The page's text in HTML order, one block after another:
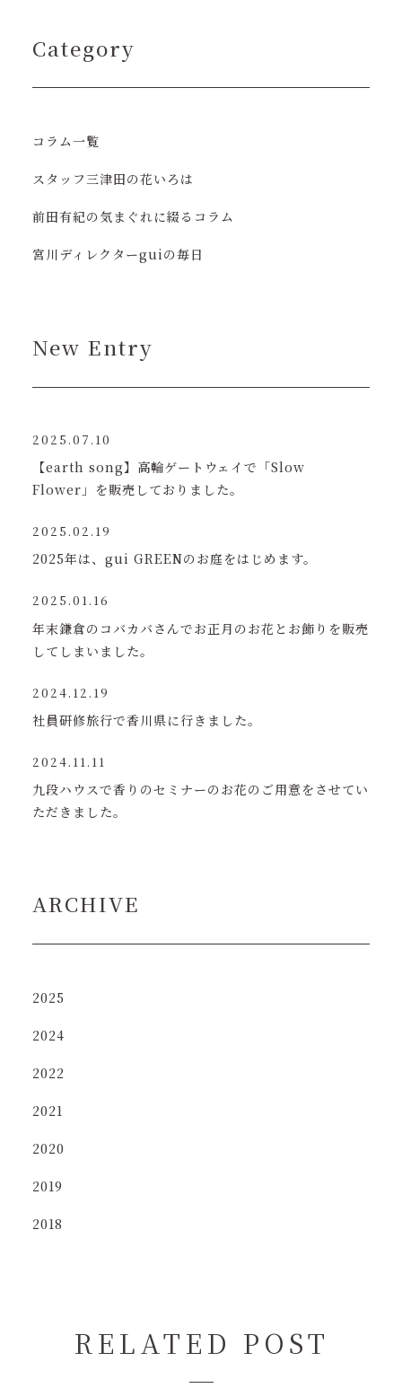
Category
コラム一覧
スタッフ三津田の花いろは
前田有紀の気まぐれに綴るコラム
宮川ディレクターguiの毎日
New Entry
2025.07.10
【earth song】高輪ゲートウェイで「Slow
Flower」を販売しておりました。
2025.02.19
2025年は、gui GREENのお庭をはじめます。
2025.01.16
年末鎌倉のコバカバさんでお正月のお花とお飾りを販売
してしまいました。
2024.12.19
社員研修旅行で香川県に行きました。
2024.11.11
九段ハウスで香りのセミナーのお花のご用意をさせてい
ただきました。
ARCHIVE
2025
2024
2022
2021
2020
2019
2018
RELATED POST